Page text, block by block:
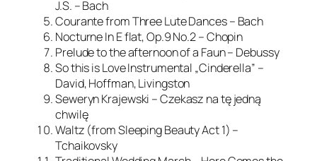
J.S. – Bach
Courante from Three Lute Dances – Bach
Nocturne In E flat, Op.9 No.2 – Chopin
Prelude to the afternoon of a Faun – Debussy
So this is Love Instrumental „Cinderella” –
David, Hoffman, Livingston
Seweryn Krajewski – Czekasz na tę jedną
chwilę
Waltz (from Sleeping Beauty Act 1) –
Tchaikovsky